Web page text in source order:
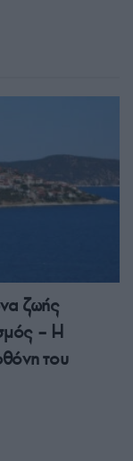
ζωής
– Η
του